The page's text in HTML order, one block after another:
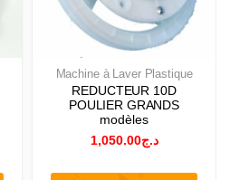
Machine à Laver Plastique
REDUCTEUR 10D
POULIER GRANDS
modèles
د.ج1,050.00